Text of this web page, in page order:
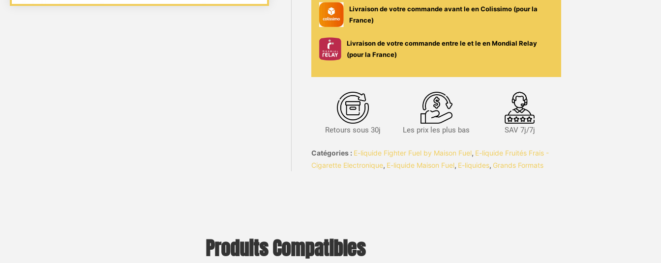
Fighter
Fuel
Maison
Livraison de votre commande avant leen Colissimo (pour la
France)
Livraison de votre commande entre leet leen Mondial Relay
(pour la France)
Retours sous 30j Les prix les plus bas SAV 7j/7j
Catégories : E-liquide Fighter Fuel by Maison Fuel, E-liquide Fruités Frais -
Cigarette Electronique, E-liquide Maison Fuel, E-liquides, Grands Formats
Produits Compatibles